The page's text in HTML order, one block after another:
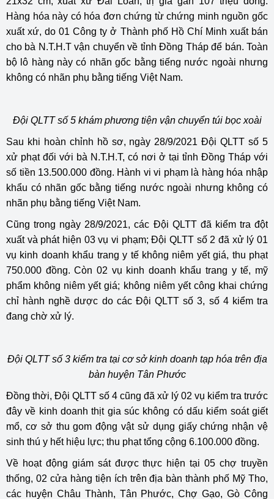
Hàng hóa này có hóa đơn chứng từ chứng minh nguồn gốc
xuất xứ, do 01 Công ty ở Thành phố Hồ Chí Minh xuất bán
cho bà N.T.H.T vận chuyển về tỉnh Đồng Tháp để bán. Toàn
bộ lô hàng này có nhãn gốc bằng tiếng nước ngoài nhưng
không có nhãn phụ bằng tiếng Việt Nam.
Đội QLTT số 5 khám phương tiện vận chuyển túi bọc xoài
Sau khi hoàn chỉnh hồ sơ, ngày 28/9/2021 Đội QLTT số 5
xử phạt đối với bà N.T.H.T, có nơi ở tại tỉnh Đồng Tháp với
số tiền 13.500.000 đồng. Hành vi vi phạm là hàng hóa nhập
khẩu có nhãn gốc bằng tiếng nước ngoài nhưng không có
nhãn phụ bằng tiếng Việt Nam.
Cũng trong ngày 28/9/2021, các Đội QLTT đã kiểm tra đột
xuất và phát hiện 03 vụ vi phạm; Đội QLTT số 2 đã xử lý 01
vụ kinh doanh khẩu trang y tế không niêm yết giá, thu phạt
750.000 đồng. Còn 02 vụ kinh doanh khẩu trang y tế, mỹ
phẩm không niêm yết giá; không niêm yết công khai chứng
chỉ hành nghề dược do các Đội QLTT số 3, số 4 kiểm tra
đang chờ xử lý.
Đội QLTT số 3 kiểm tra tại cơ sở kinh doanh tạp hóa trên địa
bàn huyện Tân Phước
Đồng thời, Đội QLTT số 4 cũng đã xử lý 02 vụ kiểm tra trước
đây về kinh doanh thịt gia súc không có dấu kiểm soát giết
mổ, cơ sở thu gom động vật sử dụng giấy chứng nhận vệ
sinh thú y hết hiệu lực; thu phạt tổng cộng 6.100.000 đồng.
Về hoạt động giám sát được thực hiện tại 05 chợ truyền
thống, 02 cửa hàng tiện ích trên địa bàn thành phố Mỹ Tho,
các huyện Châu Thành, Tân Phước, Chợ Gạo, Gò Công